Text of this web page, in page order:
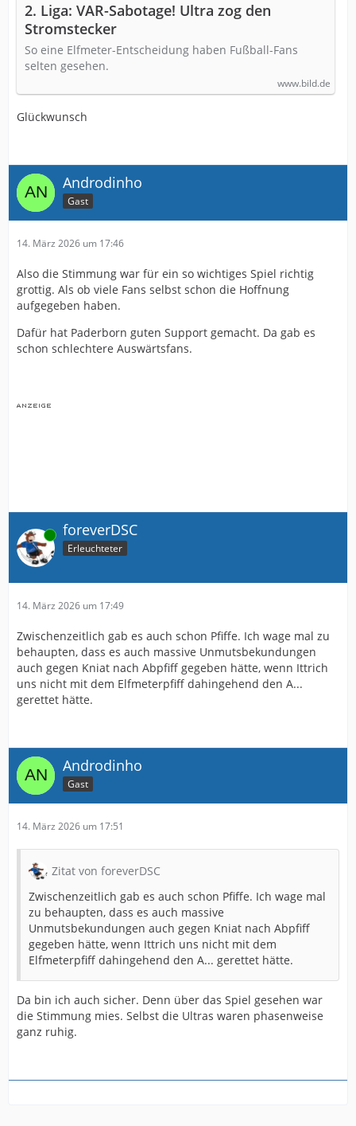
2. Liga: VAR-Sabotage! Ultra zog den
Stromstecker
So eine Elfmeter-Entscheidung haben Fußball-Fans
selten gesehen.
www.bild.de
Glückwunsch
Androdinho
Gast
14. März 2026 um 17:46
Also die Stimmung war für ein so wichtiges Spiel richtig
grottig. Als ob viele Fans selbst schon die Hoffnung
aufgegeben haben.
Dafür hat Paderborn guten Support gemacht. Da gab es
schon schlechtere Auswärtsfans.
Online foreverDSC
Erleuchteter
14. März 2026 um 17:49
Zwischenzeitlich gab es auch schon Pfiffe. Ich wage mal zu
behaupten, dass es auch massive Unmutsbekundungen
auch gegen Kniat nach Abpfiff gegeben hätte, wenn Ittrich
uns nicht mit dem Elfmeterpfiff dahingehend den A...
gerettet hätte.
Androdinho
Gast
14. März 2026 um 17:51
Zitat von foreverDSC
Zwischenzeitlich gab es auch schon Pfiffe. Ich wage mal
zu behaupten, dass es auch massive
Unmutsbekundungen auch gegen Kniat nach Abpfiff
gegeben hätte, wenn Ittrich uns nicht mit dem
Elfmeterpfiff dahingehend den A... gerettet hätte.
Da bin ich auch sicher. Denn über das Spiel gesehen war
die Stimmung mies. Selbst die Ultras waren phasenweise
ganz ruhig.